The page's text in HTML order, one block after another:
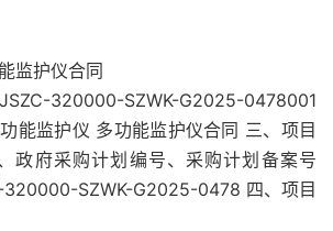
监护仪合同
320000-SZWK-G2025-0478001
能监护仪 多功能监护仪合同 三、项目
政府采购计划编号、采购计划备案号
SZWK-G2025-0478 四、项目